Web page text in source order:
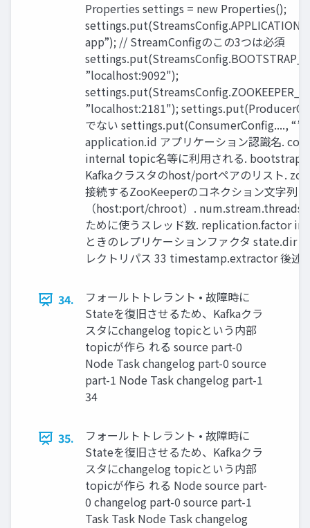
Properties settings = new Properties();
app”); // StreamConfigのこの3つは必須
”localhost:9092");
”localhost:2181");
でない settings.put(ConsumerConfig....,
application.id アプリケーション認識名.
internal topic名等に利用される.
Kafkaクラスタのhost/portペアのリスト.
接続するZooKeeperのコネクション文字列
（host:port/chroot）. num.stream.threads
ために使うスレッド数. replication.factor
ときのレプリケーションファクタ state.dir
レクトリパス 33 timestamp.extractor 後述
34.
フォールトトレラント • 故障時に
Stateを復旧させるため、Kafkaクラ
スタにchangelog topicという内部
topicが作ら れる source part-0
Node Task changelog part-0 source
part-1 Node Task changelog part-1
34
35.
フォールトトレラント • 故障時に
Stateを復旧させるため、Kafkaクラ
スタにchangelog topicという内部
topicが作ら れる Node source part-
0 changelog part-0 source part-1
Task Task Node Task changelog